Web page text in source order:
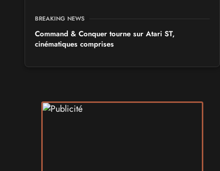
BREAKING NEWS
Command & Conquer tourne sur Atari ST,
cinématiques comprises